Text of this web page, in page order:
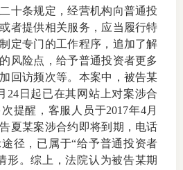
十条规定，经营机构向普通投
者提供相关服务，应当履行特
定专门的工作程序，追加了解
风险点，给予普通投资者更多
回访频次等。本案中，被告某
24日起已在其网站上对案涉合
提醒，客服人员于2017年4月
夏某案涉合约即将到期，电话
径，已属于“给予普通投资者
形。综上，法院认为被告某期